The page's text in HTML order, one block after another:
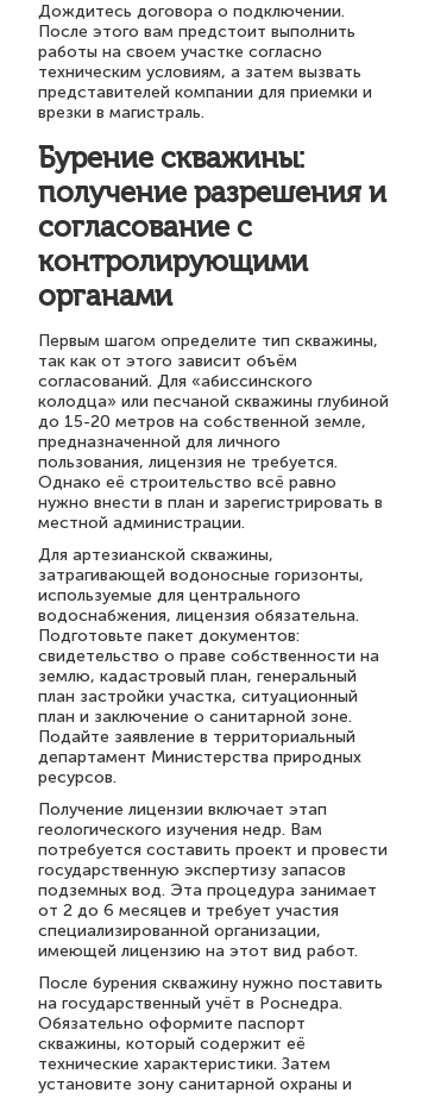
Дождитесь договора о подключении.
После этого вам предстоит выполнить
работы на своем участке согласно
техническим условиям, а затем вызвать
представителей компании для приемки и
врезки в магистраль.
Бурение скважины:
получение разрешения и
согласование с
контролирующими
органами
Первым шагом определите тип скважины,
так как от этого зависит объём
согласований. Для «абиссинского
колодца» или песчаной скважины глубиной
до 15-20 метров на собственной земле,
предназначенной для личного
пользования, лицензия не требуется.
Однако её строительство всё равно
нужно внести в план и зарегистрировать в
местной администрации.
Для артезианской скважины,
затрагивающей водоносные горизонты,
используемые для центрального
водоснабжения, лицензия обязательна.
Подготовьте пакет документов:
свидетельство о праве собственности на
землю, кадастровый план, генеральный
план застройки участка, ситуационный
план и заключение о санитарной зоне.
Подайте заявление в территориальный
департамент Министерства природных
ресурсов.
Получение лицензии включает этап
геологического изучения недр. Вам
потребуется составить проект и провести
государственную экспертизу запасов
подземных вод. Эта процедура занимает
от 2 до 6 месяцев и требует участия
специализированной организации,
имеющей лицензию на этот вид работ.
После бурения скважину нужно поставить
на государственный учёт в Роснедра.
Обязательно оформите паспорт
скважины, который содержит её
технические характеристики. Затем
установите зону санитарной охраны и